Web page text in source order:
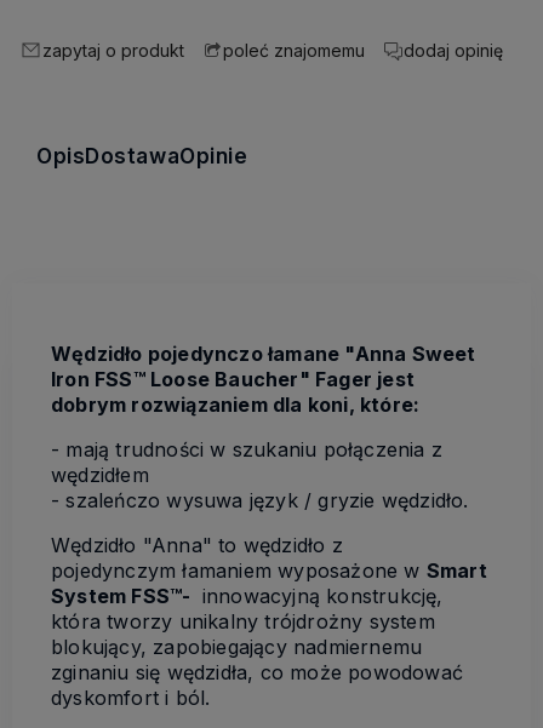
zapytaj o produkt poleć znajomemu dodaj opinię
OpisDostawaOpinie
Wędzidło pojedynczo łamane "Anna Sweet
Iron FSS™ Loose Baucher" Fager jest
dobrym rozwiązaniem dla koni, które:
- mają trudności w szukaniu połączenia z
wędzidłem
- szaleńczo wysuwa język / gryzie wędzidło.
Wędzidło "Anna" to wędzidło z
pojedynczym łamaniem wyposażone w Smart
System FSS™- innowacyjną konstrukcję,
która tworzy unikalny trójdrożny system
blokujący, zapobiegający nadmiernemu
zginaniu się wędzidła, co może powodować
dyskomfort i ból.